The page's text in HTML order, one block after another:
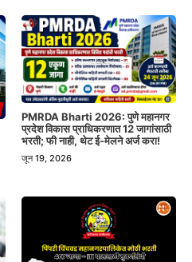
PMRDA Bharti 2026: पुणे महानगर
प्रदेश विकास प्राधिकरणात 12 जागांसाठी
भरती; फी नाही, थेट ई-मेलने अर्ज करा!
जून 19, 2026